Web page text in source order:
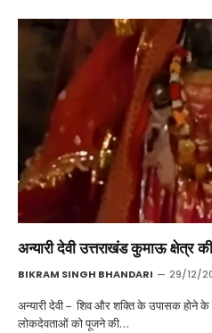
अन्यारी देवी उत्तराखंड कुमाऊ क्षेत्र
BIKRAM SINGH BHANDARI 29/12/
अन्यारी देवी – शिव और शक्ति के उपासक होने के
लोकदेवताओं को पूजने की…